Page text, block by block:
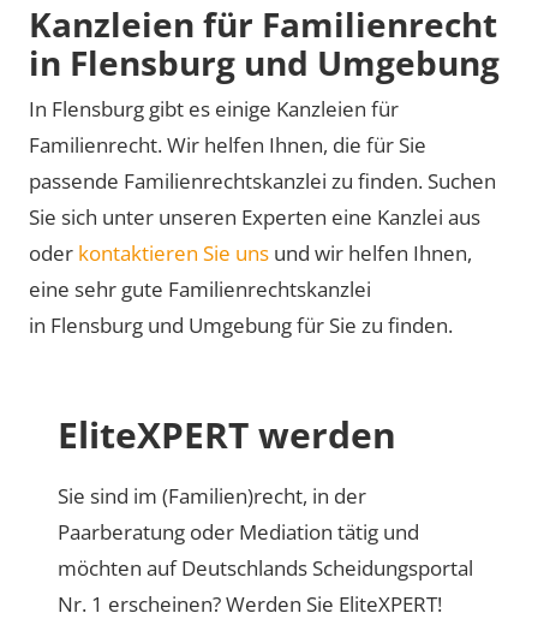
Kanzleien für Familienrecht
in Flensburg und Umgebung
In Flensburg gibt es einige Kanzleien für
Familienrecht. Wir helfen Ihnen, die für Sie
passende Familienrechtskanzlei zu finden. Suchen
Sie sich unter unseren Experten eine Kanzlei aus
oder kontaktieren Sie uns und wir helfen Ihnen,
eine sehr gute Familienrechtskanzlei
in Flensburg und Umgebung für Sie zu finden.
EliteXPERT werden
Sie sind im (Familien)recht, in der
Paarberatung oder Mediation tätig und
möchten auf Deutschlands Scheidungsportal
Nr. 1 erscheinen? Werden Sie EliteXPERT!